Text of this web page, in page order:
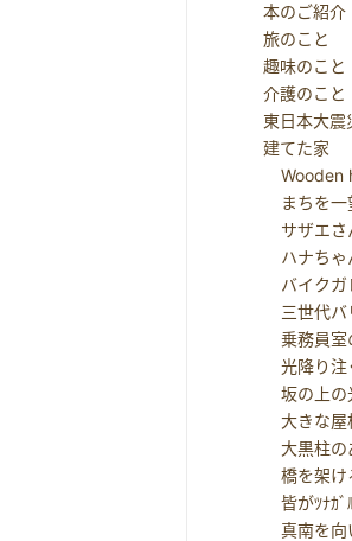
本のご紹介
旅のこと
趣味のこと
介護のこと
東日本大震
建てた家
Wooden
まちを一
サザエさ
ハナちゃ
バイクガ
三世代バ
乗務員室
光降り注
坂の上の
大きな屋
大黒柱の
橋を架け
皆がﾂﾅｶﾞﾙ
真南を向